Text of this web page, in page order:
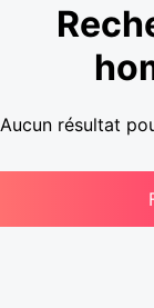
Aucun résultat